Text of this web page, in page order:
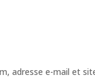
adresse e-mail et